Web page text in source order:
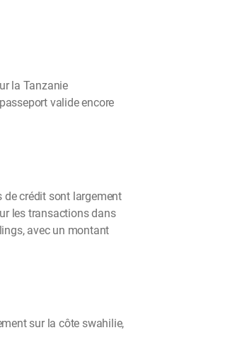
la Tanzanie
valide encore
de crédit sont largement
les transactions dans
avec un montant
sur la côte swahilie,